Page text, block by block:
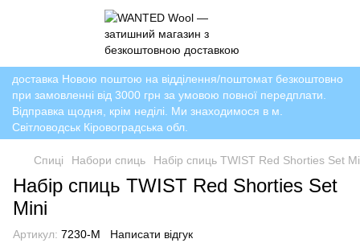
доставка Новою поштою на відділення/поштомат безкоштовно
при замовленні від 3000 грн за умовою повної передплати.
Відправка щодня, крім неділі. Ми знаходимося в м.
Світловодськ Кіровоградська обл.
Спиці Набори спиць Набір спиць TWIST Red Shorties Set
Набір спиць TWIST Red Shorties Set
Mini
Артикул: 7230-M Написати відгук